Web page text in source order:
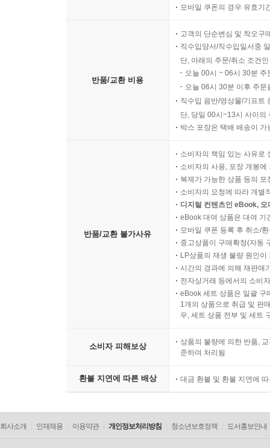
모바일 쿠폰의 경우 유효기
반품/교환 비용
고객의 단순변심 및 착오구
직수입양서/직수입일서중
단, 아래의 주문/취소 조건
오늘 00시 ~ 06시 30분
오늘 06시 30분 이후 주
직수입 음반/영상물/기프트
단, 당일 00시~13시 사이의
박스 포장은 택배 배송이
반품/교환 불가사유
소비자의 책임 있는 사유로
소비자의 사용, 포장 개봉
복제가 가능한 상품 등의
소비자의 요청에 따라 개별
디지털 컨텐츠인 eBook,
eBook 대여 상품은 대여 기
모바일 쿠폰 등록 후 취소/
중고상품이 구매확정(자동
LP상품의 재생 불량 원인
시간의 경과에 의해 재판매
전자상거래 등에서의 소비
eBook 세트 상품은 일괄 구
1개의 상품으로 취급 및 판
우, 세트 상품 전부 및 세트
소비자 피해보상
상품의 불량에 의한 반품,
준하여 처리됨
환불 지연에 따른 배상 대금 환불 및 환불 지연에
회사소개 인재채용 이용약관 개인정보처리방침 청소년보호정책 도서홍보안내